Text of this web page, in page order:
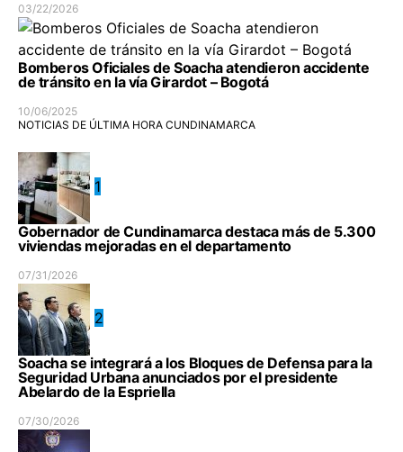
03/22/2026
Bomberos Oficiales de Soacha atendieron accidente
de tránsito en la vía Girardot – Bogotá
10/06/2025
NOTICIAS DE ÚLTIMA HORA CUNDINAMARCA
1
Gobernador de Cundinamarca destaca más de 5.300
viviendas mejoradas en el departamento
07/31/2026
2
Soacha se integrará a los Bloques de Defensa para la
Seguridad Urbana anunciados por el presidente
Abelardo de la Espriella
07/30/2026